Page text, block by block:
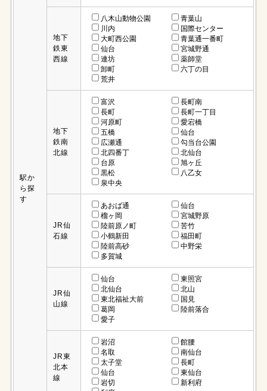
駅か
ら探
す
地下
鉄東
西線
八木山動物公園
青葉山
川内
国際センター
大町西公園
青葉通一番町
仙台
宮城野通
連坊
薬師堂
卸町
六丁の目
荒井
地下
鉄南
北線
富沢
長町南
長町
長町一丁目
河原町
愛宕橋
五橋
仙台
広瀬通
勾当台公園
北四番丁
北仙台
台原
旭ヶ丘
黒松
八乙女
泉中央
JR仙
石線
あおば通
仙台
榴ヶ岡
宮城野原
陸前原ノ町
苦竹
小鶴新田
福田町
陸前高砂
中野栄
多賀城
JR仙
山線
仙台
東照宮
北仙台
北山
東北福祉大前
国見
葛岡
陸前落合
愛子
JR東
北本
線
岩沼
館腰
名取
南仙台
太子堂
長町
仙台
東仙台
岩切
新利府